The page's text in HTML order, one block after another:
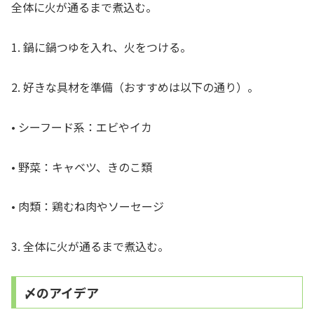
全体に火が通るまで煮込む。
1. 鍋に鍋つゆを入れ、火をつける。
2. 好きな具材を準備（おすすめは以下の通り）。
• シーフード系：エビやイカ
• 野菜：キャベツ、きのこ類
• 肉類：鶏むね肉やソーセージ
3. 全体に火が通るまで煮込む。
〆のアイデア